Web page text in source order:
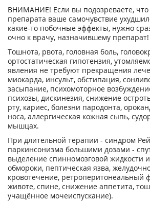
ВНИМАНИЕ! Если вы подозреваете,
препарата ваше самочувствие
какие-то побочные эффекты, нужно
очно к врачу, назначившему препарат!
Тошнота, рвота, головная боль,
ортостатическая гипотензия,
явления не требуют прекращения
миокарда, инсульт, обстипация,
засыпание, психомоторное
психозы, дискинезия, снижение
рту, кариес, болезни пародонта,
носа, аллергическая кожная сыпь,
мышцах.
При длительной терапии - синдром
паркинсонизма большими дозами -
выделение спинномозговой жидкости
обмороки, пептическая язва,
кровотечение, ретроперитонеальный
животе, спине, снижение аппетита,
учащённое мочеиспускание).